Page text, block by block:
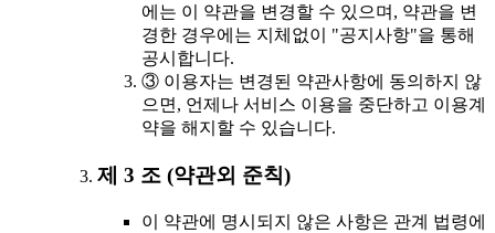
에는 이 약관을 변경할 수 있으며, 약관을 변
경한 경우에는 지체없이 "공지사항"을 통해
공시합니다.
③ 이용자는 변경된 약관사항에 동의하지 않
으면, 언제나 서비스 이용을 중단하고 이용계
약을 해지할 수 있습니다.
제 3 조 (약관외 준칙)
이 약관에 명시되지 않은 사항은 관계 법령에